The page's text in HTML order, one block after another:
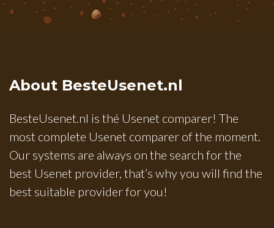
About BesteUsenet.nl
BesteUsenet.nl is thé Usenet comparer! The
most complete Usenet comparer of the moment.
Our systems are always on the search for the
best Usenet provider, that’s why you will find the
best suitable provider for you!